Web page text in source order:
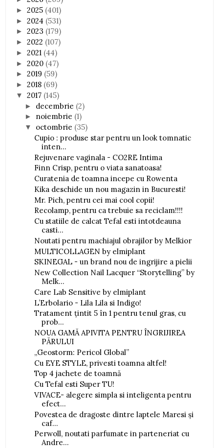
►2025 (401)
►2024 (531)
►2023 (179)
►2022 (107)
►2021 (44)
►2020 (47)
►2019 (59)
►2018 (69)
▼2017 (145)
► decembrie (2)
► noiembrie (1)
▼ octombrie (35)
Cupio : produse star pentru un look tomnatic
inten...
Rejuvenare vaginala - CO2RE Intima
Finn Crisp, pentru o viata sanatoasa!
Curatenia de toamna incepe cu Rowenta
Kika deschide un nou magazin in Bucuresti!
Mr. Pich, pentru cei mai cool copii!
Recolamp, pentru ca trebuie sa reciclam!!!!
Cu statiile de calcat Tefal esti intotdeauna
casti...
Noutati pentru machiajul obrajilor by Melkior
MULTICOLLAGEN by elmiplant
SKINEGAL - un brand nou de ingrijire a pielii
New Collection Nail Lacquer “Storytelling” by
Melk...
Care Lab Sensitive by elmiplant
L’Erbolario - Lila Lila si Indigo!
Tratament ţintit 5 în 1 pentru tenul gras, cu
prob...
NOUA GAMĂ APIVITA PENTRU ÎNGRIJIREA
PĂRULUI
,,Geostorm: Pericol Global”
Cu EYE STYLE, privesti toamna altfel!
Top 4 jachete de toamnă
Cu Tefal esti Super TU!
VIVACE- alegere simpla si inteligenta pentru
efect...
Povestea de dragoste dintre laptele Maresi și
caf...
Perwoll, noutati parfumate in parteneriat cu
Andre...